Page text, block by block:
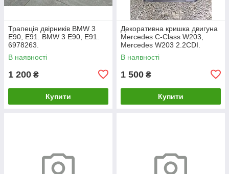
Трапеція двірників BMW 3
E90, E91. BMW 3 Е90, Е91.
6978263.
В наявності
1 200 ₴
Купити
Декоративна кришка двигуна
Mercedes C-Class W203,
Mercedes W203 2.2CDI.
A6460100467.
В наявності
1 500 ₴
Купити